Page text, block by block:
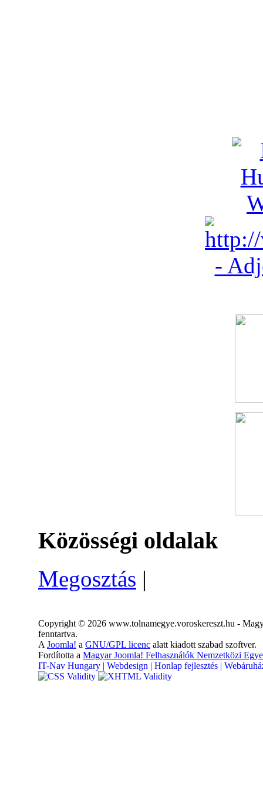
Közösségi oldalak
Megosztás |
Copyright © 2026 www.tolnamegye.voroskereszt.hu -
fenntartva.
A Joomla! a GNU/GPL licenc alatt kiadott szabad szoftver.
Fordította a Magyar Joomla! Felhasználók Nemzetközi
IT-Nav Hungary | Webdesign | Honlap fejlesztés |